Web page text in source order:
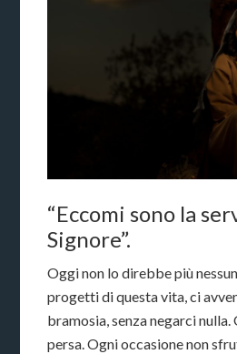
“Eccomi sono la
Signore”.
Oggi non lo direbbe più
progetti di questa vita, ci
bramosia, senza negarci nulla.
persa. Ogni occasione non